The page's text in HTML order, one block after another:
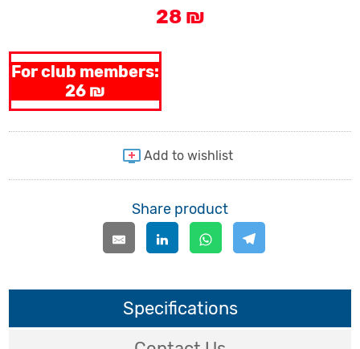
28 ₪
For club members:
26 ₪
Share product
Specifications